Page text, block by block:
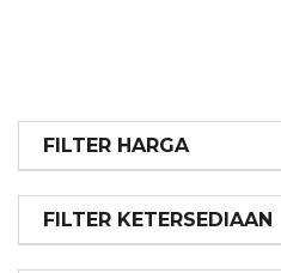
FILTER HARGA
FILTER KETERSEDIAAN